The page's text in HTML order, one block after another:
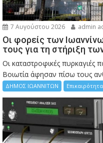
7 Αυγούστου 2026 admin
Οι φορείς των
τους για τη στήριξη
Οι καταστροφικές πυρκαγιές
Bοιωτία άφησαν πίσω τους
ΔΗΜΟΣ ΙΩΑΝΝΙΤΩΝ Επικαιρότητα